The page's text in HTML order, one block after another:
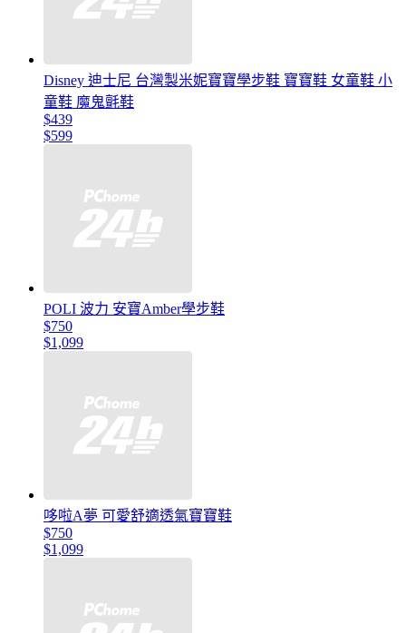
Disney 迪士尼 台灣製米妮寶寶學步鞋 寶寶鞋 女童鞋 小
童鞋 魔鬼氈鞋
$439
$599
POLI 波力 安寶Amber學步鞋
$750
$1,099
哆啦A夢 可愛舒適透氣寶寶鞋
$750
$1,099